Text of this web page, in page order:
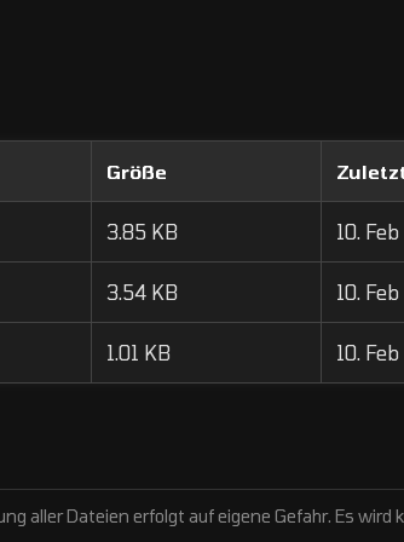
Größe
3.85 KB 10.
3.54 KB 10.
1.01 KB 10.
aller Dateien erfolgt auf eigene Gefahr. Es